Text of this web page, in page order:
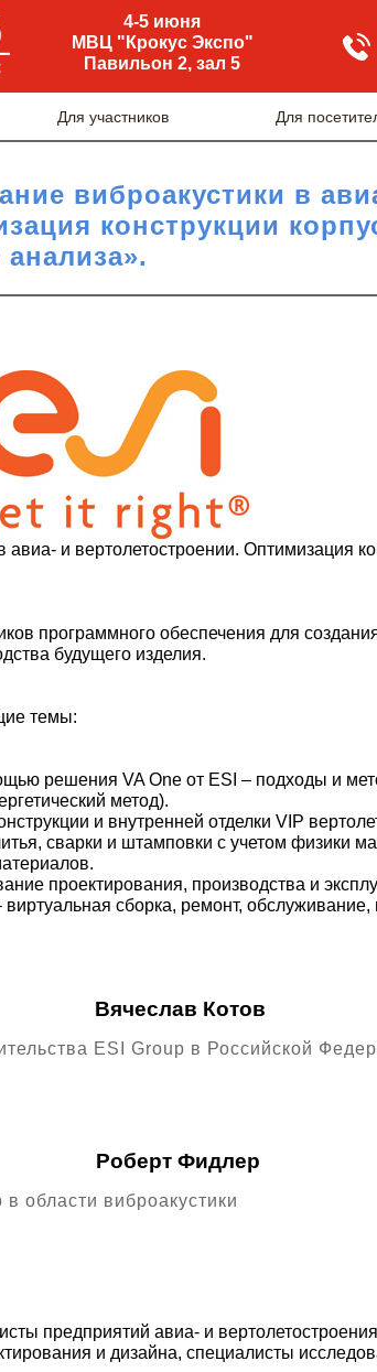
4-5 июня
МВЦ "Крокус Экспо"
Павильон 2, зал 5
Для участников Для
виброакустики в
конструкции
и вертолетостроении. Оптимизация
программного обеспечения для
будущего изделия.
темы:
решения VA One от ESI – подходы и
метод).
и внутренней отделки VIP
сварки и штамповки с учетом физики
проектирования, производства и
сборка, ремонт, обслуживание,
Вячеслав Котов
ESI Group в Российской
Роберт Фидлер
области виброакустики
предприятий авиа- и
и дизайна, специалисты